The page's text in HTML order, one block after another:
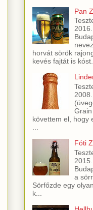
Pan
horvát sörök
kevés fajtát is
követtem el, hogy
Fóti
2015.
a
Sörfőzde egy
k...